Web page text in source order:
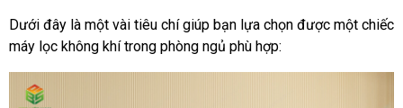
Dưới đây là một vài tiêu chí giúp bạn lựa chọn được một chiếc
máy lọc không khí trong phòng ngủ phù hợp: